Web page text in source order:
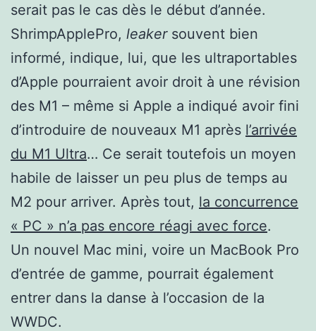
serait pas le cas dès le début d’année.
ShrimpApplePro, leakersouvent bien
informé, indique, lui, que les ultraportables
d’Apple pourraient avoir droit à une révision
des M1 – même si Apple a indiqué avoir fini
d’introduire de nouveaux M1 après l’arrivée
du M1 Ultra… Ce serait toutefois un moyen
habile de laisser un peu plus de temps au
M2 pour arriver. Après tout, la concurrence
« PC » n’a pas encore réagi avec force.
Un nouvel Mac mini, voire un MacBook Pro
d’entrée de gamme, pourrait également
entrer dans la danse à l’occasion de la
WWDC.